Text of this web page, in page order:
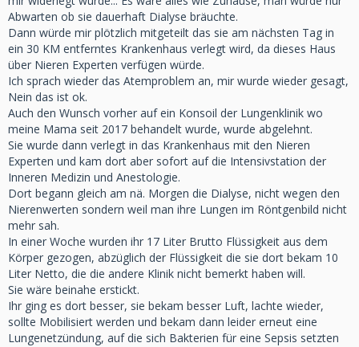
Abwarten ob sie dauerhaft Dialyse bräuchte.
Dann würde mir plötzlich mitgeteilt das sie am nächsten Tag in
ein 30 KM entferntes Krankenhaus verlegt wird, da dieses Haus
über Nieren Experten verfügen würde.
Ich sprach wieder das Atemproblem an, mir wurde wieder gesagt,
Nein das ist ok.
Auch den Wunsch vorher auf ein Konsoil der Lungenklinik wo
meine Mama seit 2017 behandelt wurde, wurde abgelehnt.
Sie wurde dann verlegt in das Krankenhaus mit den Nieren
Experten und kam dort aber sofort auf die Intensivstation der
Inneren Medizin und Anestologie.
Dort begann gleich am nä. Morgen die Dialyse, nicht wegen den
Nierenwerten sondern weil man ihre Lungen im Röntgenbild nicht
mehr sah.
In einer Woche wurden ihr 17 Liter Brutto Flüssigkeit aus dem
Körper gezogen, abzüglich der Flüssigkeit die sie dort bekam 10
Liter Netto, die die andere Klinik nicht bemerkt haben will.
Sie wäre beinahe erstickt.
Ihr ging es dort besser, sie bekam besser Luft, lachte wieder,
sollte Mobilisiert werden und bekam dann leider erneut eine
Lungenetzündung, auf die sich Bakterien für eine Sepsis setzten